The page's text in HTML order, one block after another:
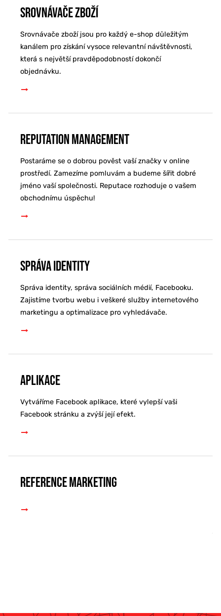
Srovnávače zboží
Srovnávače zboží jsou pro každý e-shop důležitým
kanálem pro získání vysoce relevantní návštěvnosti,
která s největší pravděpodobností dokončí
objednávku.
Reputation Management
Postaráme se o dobrou pověst vaší značky v online
prostředí. Zamezíme pomluvám a budeme šířit dobré
jméno vaší společnosti. Reputace rozhoduje o vašem
obchodnímu úspěchu!
Správa identity
Správa identity, správa sociálních médií, Facebooku.
Zajistíme tvorbu webu i veškeré služby internetového
marketingu a optimalizace pro vyhledávače.
Aplikace
Vytváříme Facebook aplikace, které vylepší vaši
Facebook stránku a zvýší její efekt.
Reference marketing